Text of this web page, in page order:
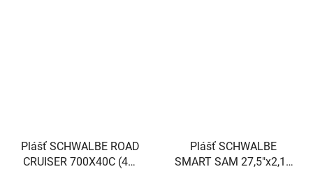
Plášť SCHWALBE ROAD
CRUISER 700X40C (42-
Plášť SCHWALBE
SMART SAM 27,5"x2,10